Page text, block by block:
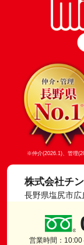
※仲介(2026.1)、管理
株式会社チ
長野県塩尻市
営業時間：